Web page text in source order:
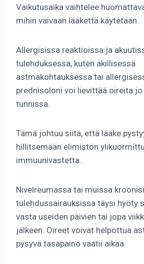
Vaikutusaika vaihtelee
mihin vaivaan lääkettä käytetään.
Allergisissa reaktioissa ja
tulehduksessa, kuten äkillisessä
astmakohtauksessa tai
prednisoloni voi lievittää oireita
tunnissa.
Tämä johtuu siitä, että lääke
hillitsemään elimistön
immuunivastetta.
Nivelreumassa tai muissa
tulehdussairauksissa täysi hyöty
vasta useiden päivien tai jopa
jälkeen. Oireet voivat helpottua
pysyvä tasapaino vaatii aikaa.